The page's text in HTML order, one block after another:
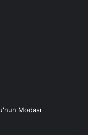
Modası